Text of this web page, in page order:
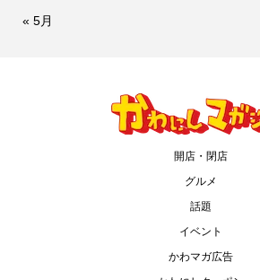
« 5月
開店・閉店
グルメ
話題
イベント
かわマガ広告